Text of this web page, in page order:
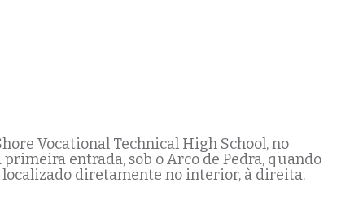
Vocational Technical High School, no
entrada, sob o Arco de Pedra, quando
localizado diretamente no interior, à direita.